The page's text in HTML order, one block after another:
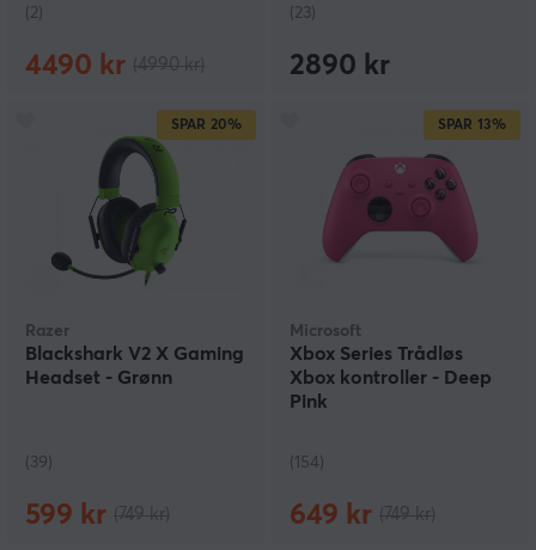
(2)
4490 kr
(23)
2890 kr
SPAR 20%
Razer
Blackshark V2 X Gaming
Headset - Grønn
(39)
599 kr
SPAR 13%
Microsoft
Xbox Series Trådløs
Xbox kontroller - Deep
Pink
(154)
649 kr